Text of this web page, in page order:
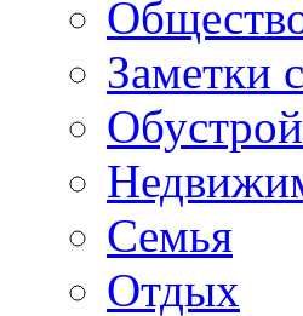
Заметки
Семья
Отдых